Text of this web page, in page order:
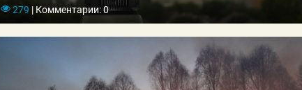
279 |Комментарии: 0